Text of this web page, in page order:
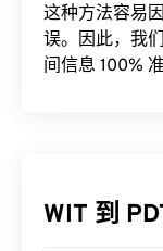
这种方法容易
误。因此，我
间信息 100% 准
WIT 到